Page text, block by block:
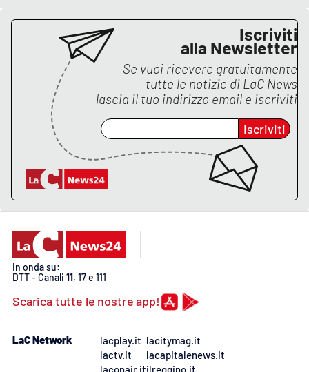
NETWORK
Lacplay.it
Lactv.it
Laconair.it
Lacitymag.it
Ilreggino.it
Cosenzachannel.it
Catanzarochannel.it
Iscriviti
alla Newsletter
Se vuoi ricevere gratuitamente
tutte le notizie di LaC News
lascia il tuo indirizzo email e iscriviti
Iscriviti
In onda su:
DTT - Canali 11, 17 e 111
Scarica tutte le nostre app!
LaC Network
lacplay.it
lactv.it
laconair.it
lacitymag.it
lacapitalenews.it
ilreggino.it